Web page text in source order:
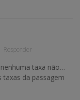
Responder
taxa não…
taxas da passagem